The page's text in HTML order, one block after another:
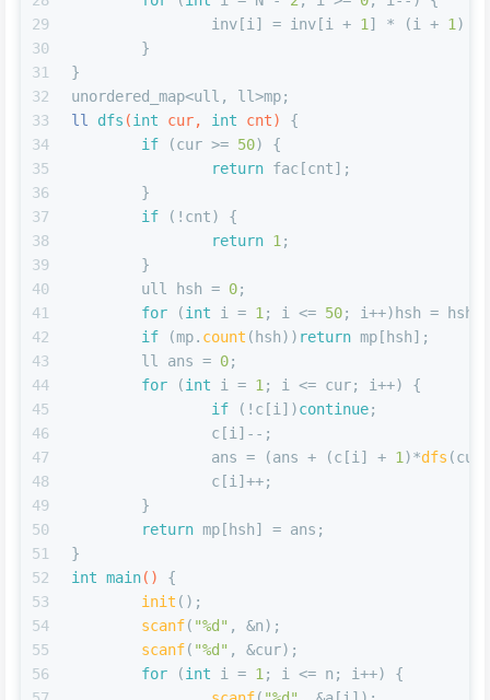
29
30
31
32
33
34
35
36
37
38
39
40
41
42
43
44
45
46
47
48
49
50
51
52
53
54
55
56
		inv[i] = inv[i +
1 ] * (i + 1 ) %
	}
}
unordered_map<ull, ll>mp;
ll dfs (int cur, int cnt)
{
if (cur >= 50) {
return fac[cnt];
	}
if (!cnt) {
return 1 ;
	}
	ull hsh =
0;
for (int i = 1 ; i <= 50; i++)hsh = hsh
if (mp. count (hsh)) return mp[hsh];
	ll ans =
0;
for (int i = 1 ; i <= cur; i++) {
if (!c[i])continue;
		c[i]--;
		ans = (ans + (c[i] +
1 )*dfs
		c[i]++;
	}
return mp[hsh] = ans;
}
int main()
{
init ();
scanf( "%d" , &n);
scanf( "%d" , &cur);
for (int i = 1 ; i <= n; i++) {